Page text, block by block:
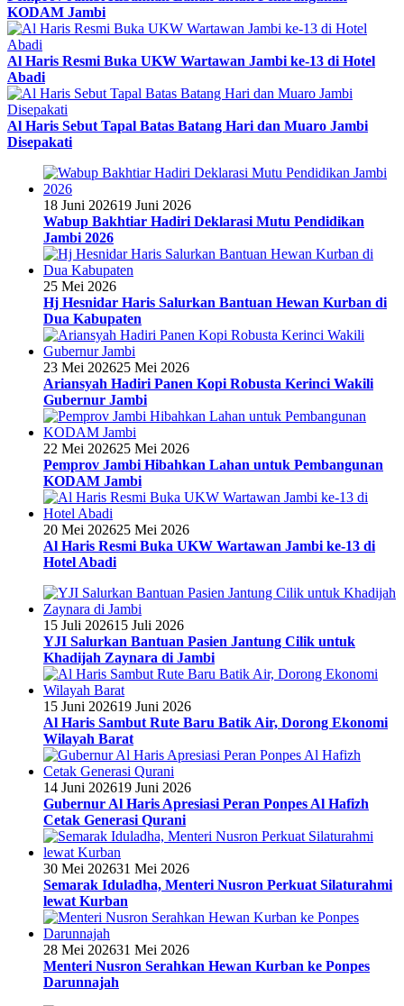
KODAM Jambi
Al Haris Resmi Buka UKW Wartawan Jambi ke-13 di Hotel
Abadi
Al Haris Sebut Tapal Batas Batang Hari dan Muaro Jambi
Disepakati
18 Juni 202619 Juni 2026
Wabup Bakhtiar Hadiri Deklarasi Mutu Pendidikan
Jambi 2026
25 Mei 2026
Hj Hesnidar Haris Salurkan Bantuan Hewan Kurban di
Dua Kabupaten
23 Mei 202625 Mei 2026
Ariansyah Hadiri Panen Kopi Robusta Kerinci Wakili
Gubernur Jambi
22 Mei 202625 Mei 2026
Pemprov Jambi Hibahkan Lahan untuk Pembangunan
KODAM Jambi
20 Mei 202625 Mei 2026
Al Haris Resmi Buka UKW Wartawan Jambi ke-13 di
Hotel Abadi
15 Juli 202615 Juli 2026
YJI Salurkan Bantuan Pasien Jantung Cilik untuk
Khadijah Zaynara di Jambi
15 Juni 202619 Juni 2026
Al Haris Sambut Rute Baru Batik Air, Dorong Ekonomi
Wilayah Barat
14 Juni 202619 Juni 2026
Gubernur Al Haris Apresiasi Peran Ponpes Al Hafizh
Cetak Generasi Qurani
30 Mei 202631 Mei 2026
Semarak Iduladha, Menteri Nusron Perkuat Silaturahmi
lewat Kurban
28 Mei 202631 Mei 2026
Menteri Nusron Serahkan Hewan Kurban ke Ponpes
Darunnajah